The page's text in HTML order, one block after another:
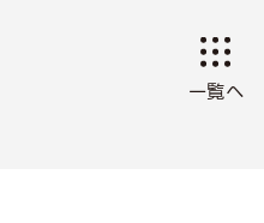
一覧へ